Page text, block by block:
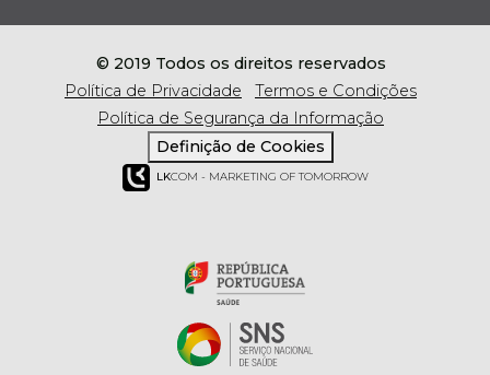
© 2019 Todos os direitos reservados
Política de Privacidade
Termos e Condições
Política de Segurança da Informação
Definição de Cookies
LKCOM - MARKETING OF TOMORROW